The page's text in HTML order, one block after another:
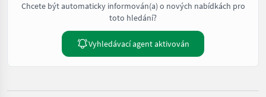
Chcete být automaticky informován(a) o nových nabídkách pro
toto hledání?
Vyhledávací agent aktivován